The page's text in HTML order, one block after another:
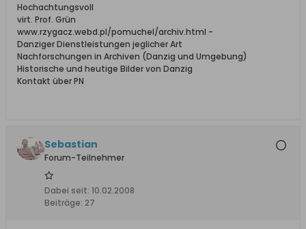
Hochachtungsvoll
virt. Prof. Grün
www.rzygacz.webd.pl/pomuchel/archiv.html -
Danziger Dienstleistungen jeglicher Art
Nachforschungen in Archiven (Danzig und Umgebung)
Historische und heutige Bilder von Danzig
Kontakt über PN
Sebastian
Forum-Teilnehmer
Dabei seit: 10.02.2008
Beiträge: 27